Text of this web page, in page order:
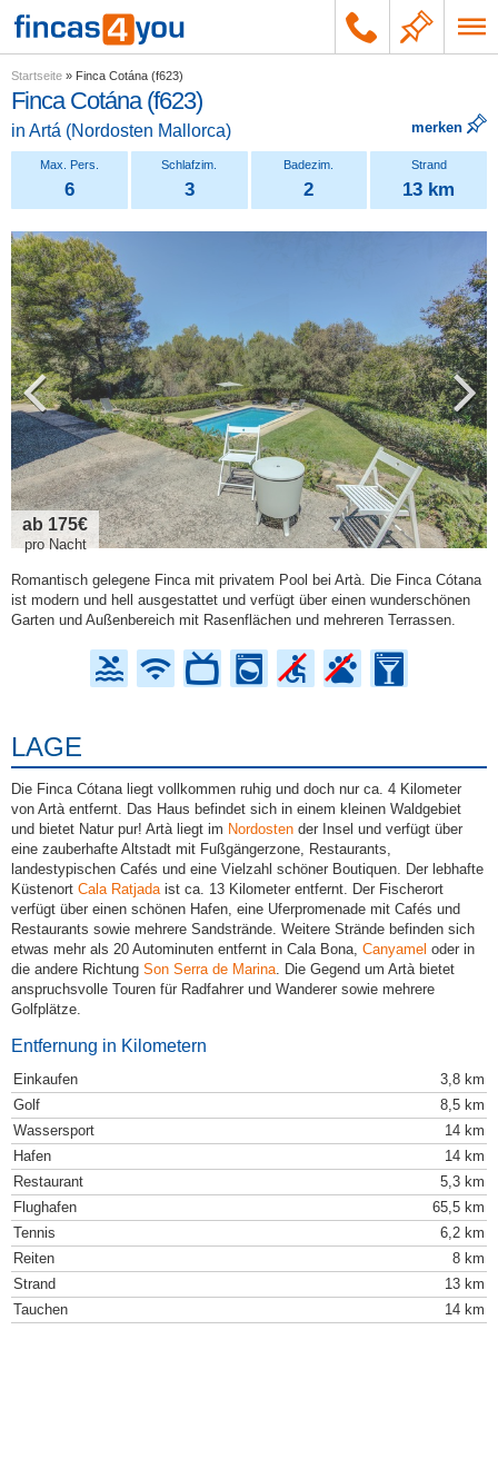
Startseite » Finca Cotána (f623)
Finca Cotána (f623)
in Artá (Nordosten Mallorca) merken
6 3 2 13 km
ab 175€
pro Nacht
Romantisch gelegene Finca mit privatem Pool bei Artà. Die Finca Cótana
ist modern und hell ausgestattet und verfügt über einen wunderschönen
Garten und Außenbereich mit Rasenflächen und mehreren Terrassen.
LAGE
Die Finca Cótana liegt vollkommen ruhig und doch nur ca. 4 Kilometer
von Artà entfernt. Das Haus befindet sich in einem kleinen Waldgebiet
und bietet Natur pur! Artà liegt im Nordosten der Insel und verfügt über
eine zauberhafte Altstadt mit Fußgängerzone, Restaurants,
landestypischen Cafés und eine Vielzahl schöner Boutiquen. Der lebhafte
Küstenort Cala Ratjadaist ca. 13 Kilometer entfernt. Der Fischerort
verfügt über einen schönen Hafen, eine Uferpromenade mit Cafés und
Restaurants sowie mehrere Sandstrände. Weitere Strände befinden sich
etwas mehr als 20 Autominuten entfernt in Cala Bona, Canyamel oder in
die andere Richtung Son Serra de Marina. Die Gegend um Artà bietet
anspruchsvolle Touren für Radfahrer und Wanderer sowie mehrere
Golfplätze.
Entfernung in Kilometern
Einkaufen
3,8 km
Golf
8,5 km
Wassersport
14 km
Hafen
14 km
Restaurant
5,3 km
Flughafen
65,5 km
Tennis
6,2 km
Reiten
8 km
Strand
13 km
Tauchen
14 km